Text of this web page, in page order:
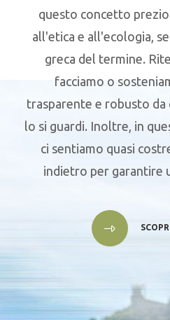
questo concetto
all'etica e all'ecologia,
greca del termine.
facciamo o
trasparente e robusto da
lo si guardi. Inoltre, in
ci sentiamo quasi
indietro per garantire